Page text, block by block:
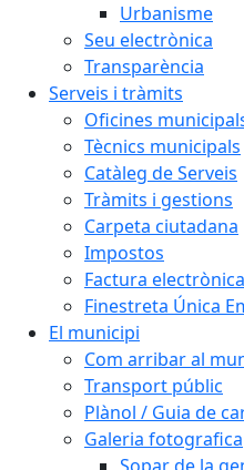
Urbanisme
Seu electrònica
Transparència
Serveis i tràmits
Oficines
Tècnics municipals
Catàleg de Serveis
Tràmits i gestions
Carpeta ciutadana
Impostos
Factura electrònica
Finestreta Única
El municipi
Com arribar al
Transport públic
Plànol / Guia de
Galeria fotografica